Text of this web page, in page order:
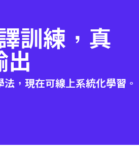
訓練，真
出
，現在可線上系統化學習。